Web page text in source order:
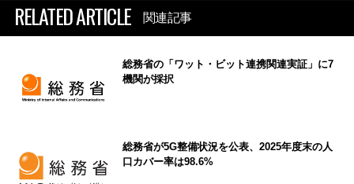
RELATED ARTICLE 関連記事
総務省の「ワット・ビット連携関連実証」に7
機関が採択
総務省が5G整備状況を公表、2025年度末の人
口カバー率は98.6%